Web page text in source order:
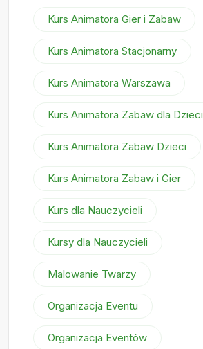
Kurs Animatora Gier i Zabaw
Kurs Animatora Stacjonarny
Kurs Animatora Warszawa
Kurs Animatora Zabaw dla Dzieci
Kurs Animatora Zabaw Dzieci
Kurs Animatora Zabaw i Gier
Kurs dla Nauczycieli
Kursy dla Nauczycieli
Malowanie Twarzy
Organizacja Eventu
Organizacja Eventów